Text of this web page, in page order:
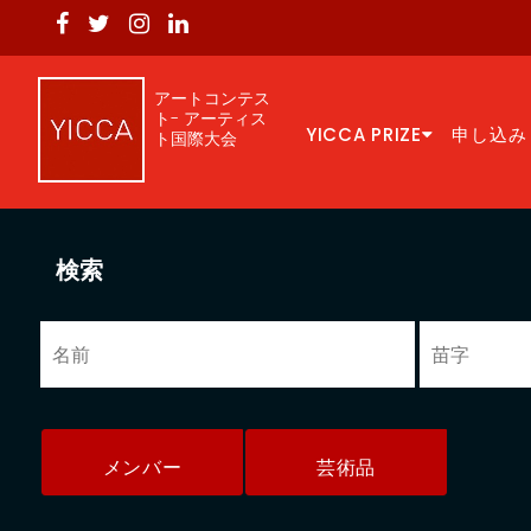
アートコンテス
ト- アーティス
ト国際大会
YICCA PRIZE 申し込み
検索
メンバー 芸術品